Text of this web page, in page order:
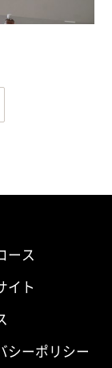
ース
イト
シーポリシー